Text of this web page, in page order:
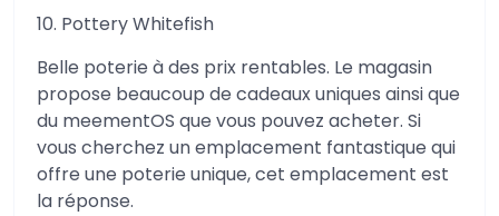
10. Pottery Whitefish
Belle poterie à des prix rentables. Le magasin
propose beaucoup de cadeaux uniques ainsi que
du meementOS que vous pouvez acheter. Si
vous cherchez un emplacement fantastique qui
offre une poterie unique, cet emplacement est
la réponse.